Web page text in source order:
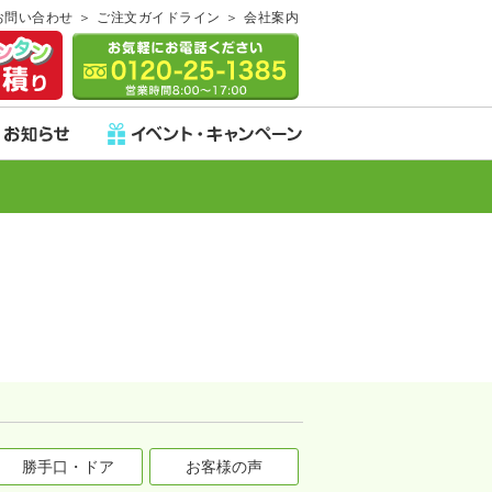
問い合わせ ご注文ガイドライン 会社案内
勝手口・ドア お客様の声